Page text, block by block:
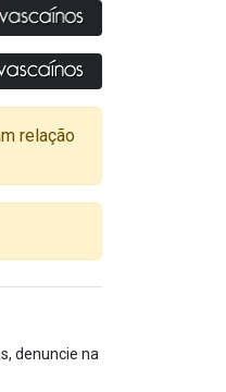
relação
denuncie na